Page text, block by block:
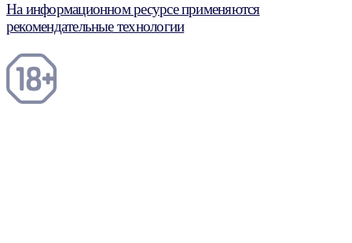
На информационном ресурсе применяются
рекомендательные технологии